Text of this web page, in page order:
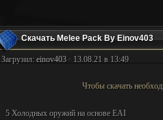
Скачать Melee Pack By Einov403
Загрузил: einov403 · 13.08.21 в 13:49
Чтобы скачать
5 Холодных оружий на основе EAI